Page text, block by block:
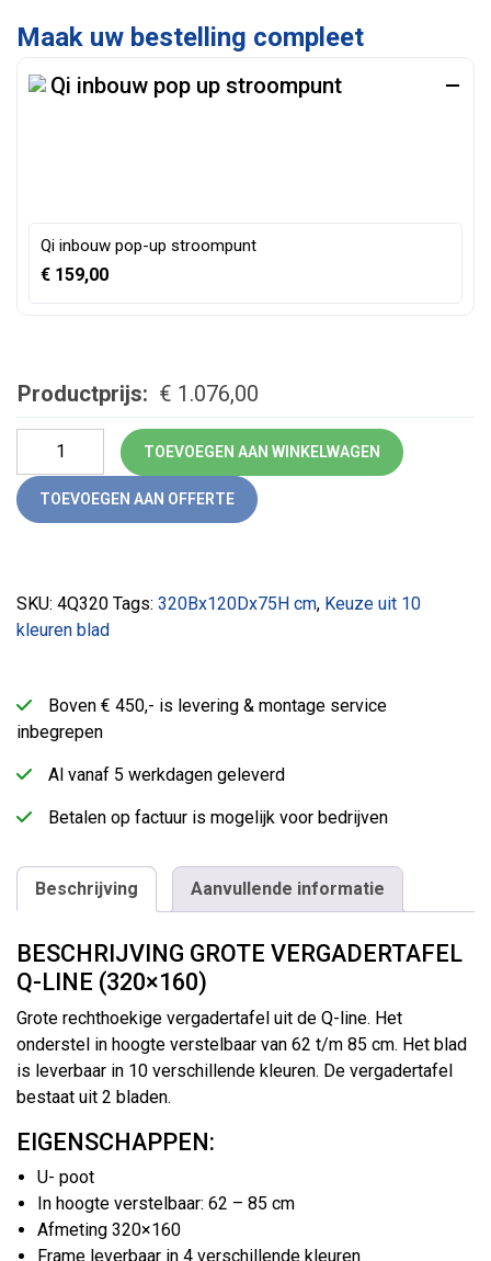
Qi inbouw pop up stroompunt
Qi inbouw pop-up stroompunt
€ 159,00
Productprijs: € 1.076,00
Grote vergadertafel Q-line (320x160) aantal
TOEVOEGEN AAN WINKELWAGEN
TOEVOEGEN AAN OFFERTE
SKU: 4Q320 Tags: 320Bx120Dx75H cm, Keuze uit 10
kleuren blad
Boven € 450,- is levering & montage service
inbegrepen
Al vanaf 5 werkdagen geleverd
Betalen op factuur is mogelijk voor bedrijven
Beschrijving Aanvullende informatie
BESCHRIJVING GROTE VERGADERTAFEL
Q-LINE (320×160)
Grote rechthoekige vergadertafel uit de Q-line. Het
onderstel in hoogte verstelbaar van 62 t/m 85 cm. Het blad
is leverbaar in 10 verschillende kleuren. De vergadertafel
bestaat uit 2 bladen.
EIGENSCHAPPEN:
U- poot
In hoogte verstelbaar: 62 – 85 cm
Afmeting 320×160
Frame leverbaar in 4 verschillende kleuren